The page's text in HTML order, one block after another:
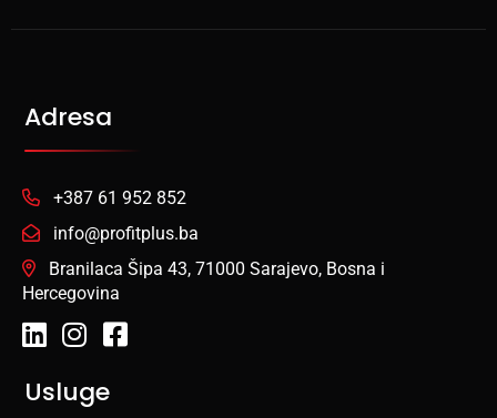
Adresa
+387 61 952 852
info@profitplus.ba
Branilaca Šipa 43, 71000 Sarajevo, Bosna i
Hercegovina
Usluge